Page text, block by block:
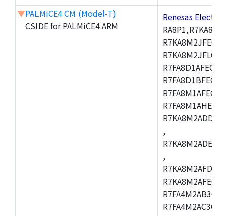
▼PALMiCE4 CM (Model-T)
CSIDE for PALMiCE4 ARM
Renesas
,
,